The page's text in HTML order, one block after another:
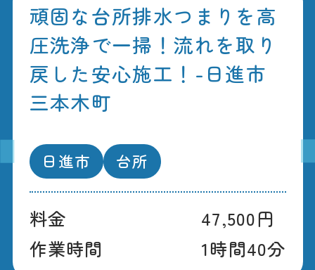
頑固な台所排水つまりを高
圧洗浄で一掃！流れを取り
戻した安心施工！-日進市
三本木町
日進市 台所
料金
47,500円
作業時間
1時間40分